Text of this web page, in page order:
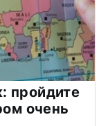
пройдите
очень